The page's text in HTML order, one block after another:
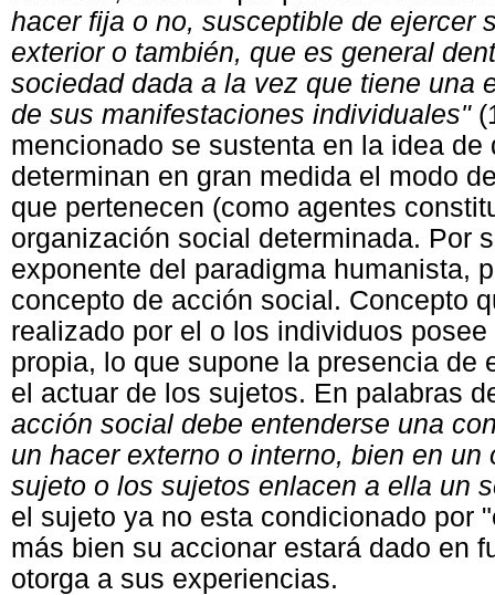
hacer fija o no, susceptible de ejercer
exterior o también, que es general
sociedad dada a la vez que tiene una
de sus manifestaciones individuales"
mencionado se sustenta en la idea
determinan en gran medida el modo
que pertenecen (como agentes
organización social determinada. Por
exponente del paradigma humanista,
concepto de acción social. Concepto
realizado por el o los individuos
propia, lo que supone la presencia de
el actuar de los sujetos. En palabras
acción social debe entenderse una
un hacer externo o interno, bien en
sujeto o los sujetos enlacen a ella un
el sujeto ya no esta condicionado por
más bien su accionar estará dado en
otorga a sus experiencias.